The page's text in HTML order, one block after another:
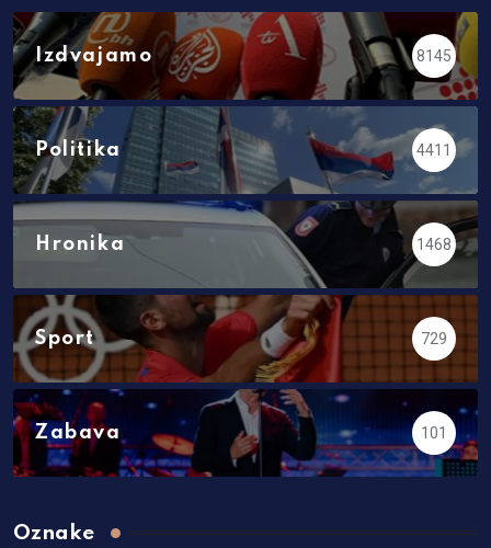
Izdvajamo 8145
Politika 4411
Hronika 1468
Sport 729
Zabava 101
Oznake